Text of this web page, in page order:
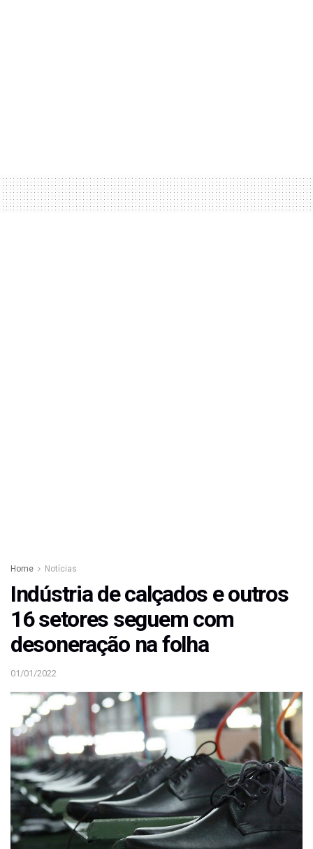
Home Notícias
Indústria de calçados e outros
16 setores seguem com
desoneração na folha
01/01/2022